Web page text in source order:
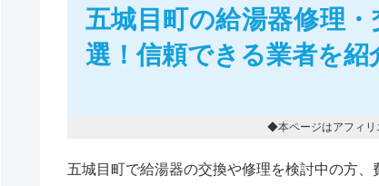
五城目町の給湯器修理
選！信頼できる業者を紹
◆本ページはアフィリ
五城目町で給湯器の交換や修理を検討中の方